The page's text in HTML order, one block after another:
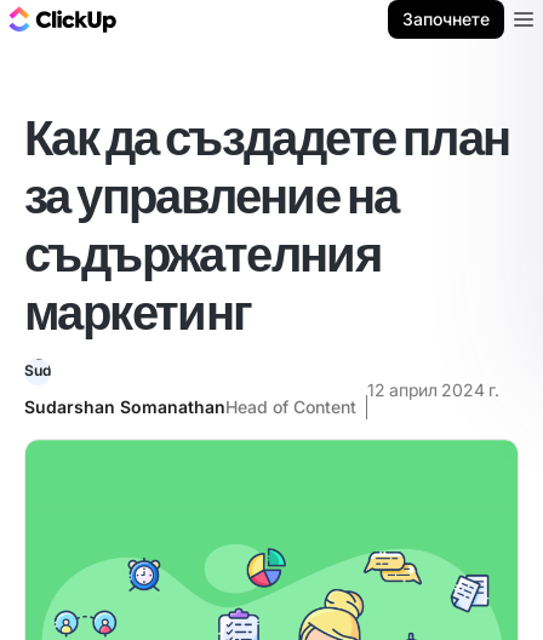
Започнете
Как да създадете план
за управление на
съдържателния
маркетинг
Sudarshan SomanathanHead of Content
12 април 2024 г.